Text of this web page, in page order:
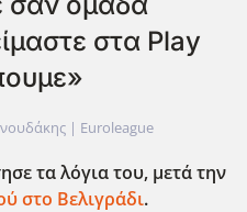
στα Play
| Euroleague
τα λόγια του, μετά την
στο Βελιγράδι.